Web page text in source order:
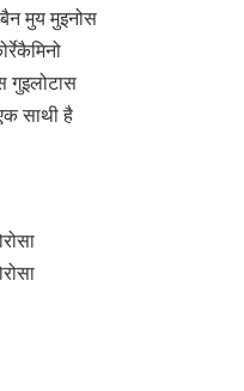
मुय मुइनोस
गुइलोटास
साथी है